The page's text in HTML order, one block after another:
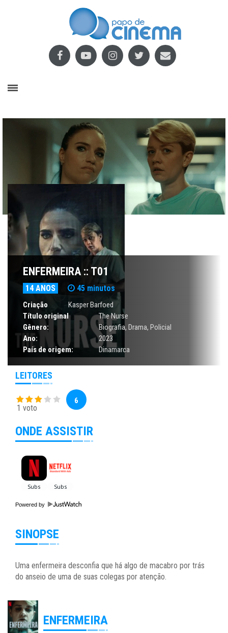
ENFERMEIRA :: T01
14 ANOS 45 minutos
Criação
Kasper Barfoed
Título original
The Nurse
Gênero:
Biografia, Drama, Policial
Ano:
2023
País de origem:
Dinamarca
LEITORES
1 voto
6
ONDE ASSISTIR
Powered by
SINOPSE
Uma enfermeira desconfia que há algo de macabro por trás
do anseio de uma de suas colegas por atenção.
ENFERMEIRA